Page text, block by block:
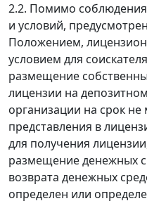
2.2. Помимо
и условий,
Положением,
условием для
размещение
лицензии на
организации на срок не
представления в
для получения
размещение денежных
возврата денежных
определен или